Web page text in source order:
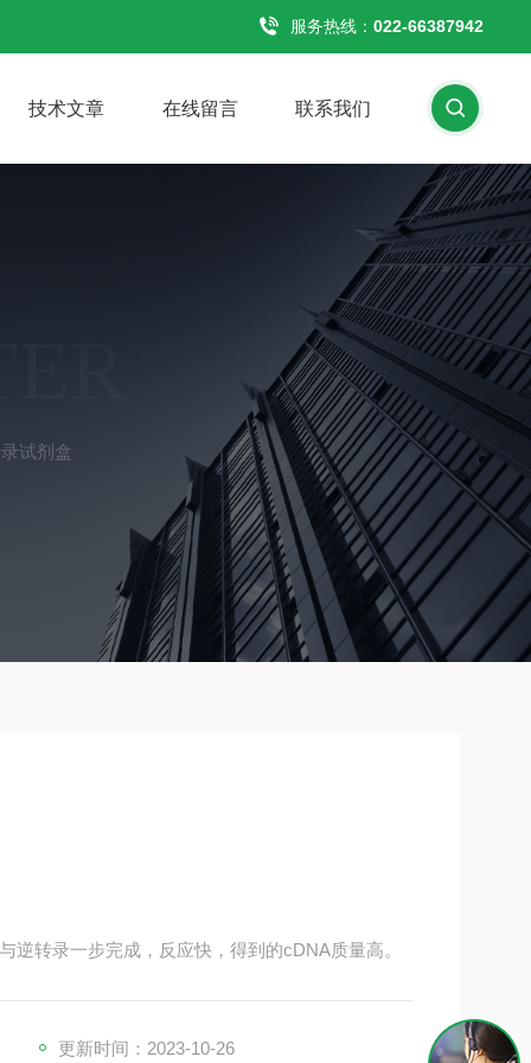
服务热线： 022-66387942
技术文章 在线留言 联系我们
试剂盒
转录一步完成，反应快，得到的cDNA质量高。
更新时间：2023-10-26